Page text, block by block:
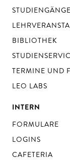
STUDIENGÄNGE
BIBLIOTHEK
TERMINE UND
LEO LABS
INTERN
FORMULARE
LOGINS
CAFETERIA